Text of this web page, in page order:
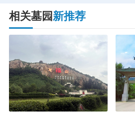
相关墓园新推荐